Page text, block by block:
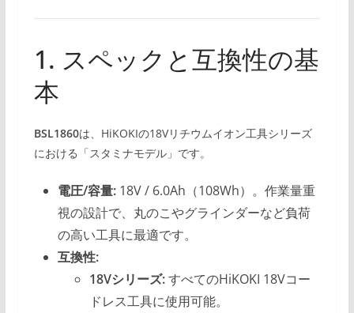
1. スペックと互換性の基
本
BSL1860は、HiKOKIの18Vリチウムイオン工具シリーズ
における「スタミナモデル」です。
電圧/容量:18V / 6.0Ah（108Wh）。作業量重
視の設計で、丸のこやグラインダーなど負荷
の高い工具に最適です。
互換性:
18Vシリーズ:すべてのHiKOKI 18Vコー
ドレス工具に使用可能。